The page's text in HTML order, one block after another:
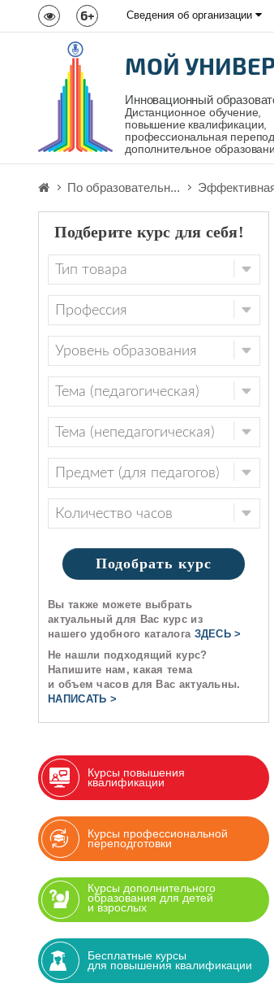
6+ Сведения об организации
МОЙ
Инновационный
Дистанционное обучение,
повышение квалификации,
профессиональная
дополнительное
По образовательн...
Подберите курс для себя!
Подобрать курс
Вы также можете выбрать
актуальный для Вас курс из
нашего удобного каталога ЗДЕСЬ >
Не нашли подходящий курс?
Напишите нам, какая тема
и объем часов для Вас актуальны.
НАПИСАТЬ >
Курсы повышения
квалификации
Курсы профессиональной
переподготовки
Курсы дополнительного
образования для детей
и взрослых
Бесплатные курсы
для повышения квалификации